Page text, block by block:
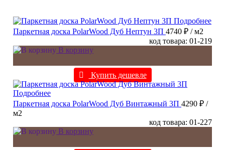
Подробнее
Паркетная доска PolarWood Дуб Нептун 3П 4740 ₽ / м2
код товара: 01-219
В корзину
Купить дешевле
Подробнее
Паркетная доска PolarWood Дуб Винтажный 3П 4290 ₽ /
м2
код товара: 01-227
В корзину